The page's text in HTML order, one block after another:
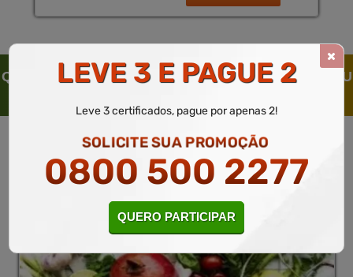
QUEM SOLICITOU ESTE CURSO LIVRE, SOLICITOU
LEVE 3 E PAGUE 2
Leve 3 certificados, pague por apenas 2!
SOLICITE SUA PROMOÇÃO
0800 500 2277
QUERO PARTICIPAR